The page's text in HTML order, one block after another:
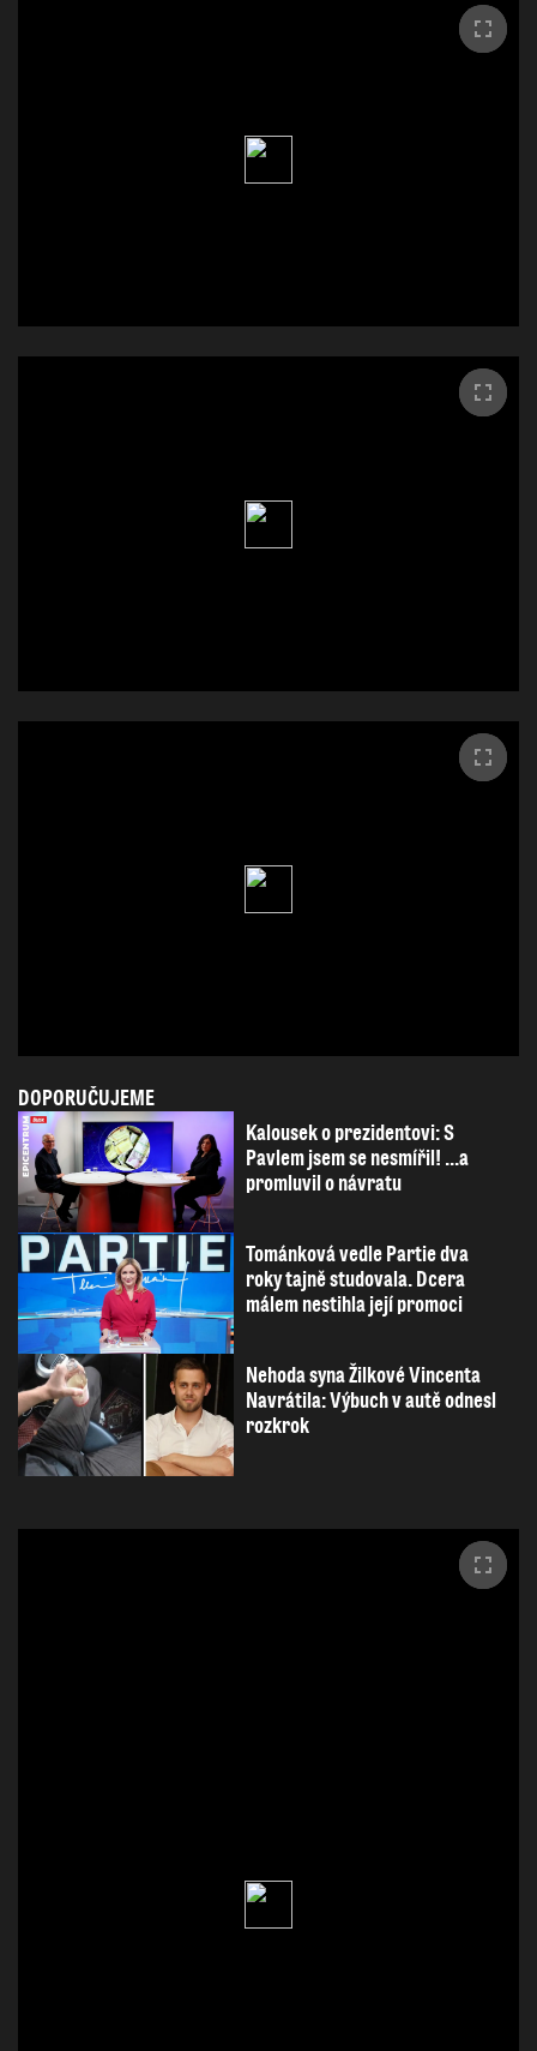
DOPORUČUJEME
Kalousek o prezidentovi: S
Pavlem jsem se nesmířil! ...a
promluvil o návratu
Tománková vedle Partie dva
roky tajně studovala. Dcera
málem nestihla její promoci
Nehoda syna Žilkové Vincenta
Navrátila: Výbuch v autě odnesl
rozkrok